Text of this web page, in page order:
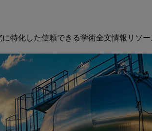
に特化した信頼できる学術全文情報リ